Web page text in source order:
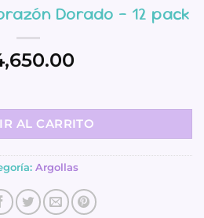
Dorado – 12 pack
- 12 pack cantidad
AL CARRITO
Argollas